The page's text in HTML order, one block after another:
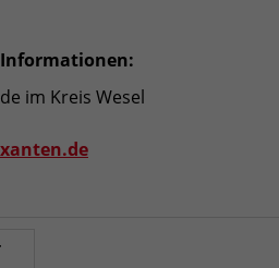
im Kreis Wesel